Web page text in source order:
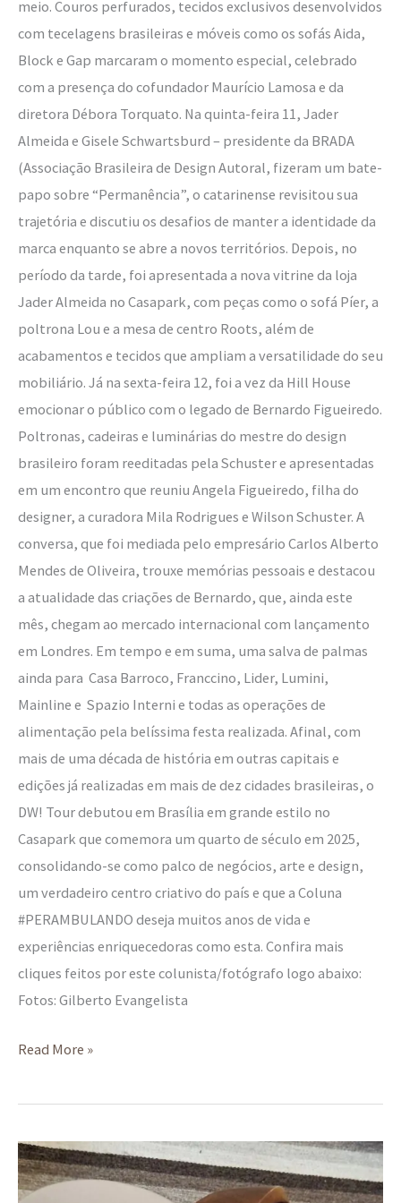
meio. Couros perfurados, tecidos exclusivos desenvolvidos
com tecelagens brasileiras e móveis como os sofás Aida,
Block e Gap marcaram o momento especial, celebrado
com a presença do cofundador Maurício Lamosa e da
diretora Débora Torquato. Na quinta-feira 11, Jader
Almeida e Gisele Schwartsburd – presidente da BRADA
(Associação Brasileira de Design Autoral, fizeram um bate-
papo sobre “Permanência”, o catarinense revisitou sua
trajetória e discutiu os desafios de manter a identidade da
marca enquanto se abre a novos territórios. Depois, no
período da tarde, foi apresentada a nova vitrine da loja
Jader Almeida no Casapark, com peças como o sofá Píer, a
poltrona Lou e a mesa de centro Roots, além de
acabamentos e tecidos que ampliam a versatilidade do seu
mobiliário. Já na sexta-feira 12, foi a vez da Hill House
emocionar o público com o legado de Bernardo Figueiredo.
Poltronas, cadeiras e luminárias do mestre do design
brasileiro foram reeditadas pela Schuster e apresentadas
em um encontro que reuniu Angela Figueiredo, filha do
designer, a curadora Mila Rodrigues e Wilson Schuster. A
conversa, que foi mediada pelo empresário Carlos Alberto
Mendes de Oliveira, trouxe memórias pessoais e destacou
a atualidade das criações de Bernardo, que, ainda este
mês, chegam ao mercado internacional com lançamento
em Londres. Em tempo e em suma, uma salva de palmas
ainda para Casa Barroco, Franccino, Lider, Lumini,
Mainline e Spazio Interni e todas as operações de
alimentação pela belíssima festa realizada. Afinal, com
mais de uma década de história em outras capitais e
edições já realizadas em mais de dez cidades brasileiras, o
DW! Tour debutou em Brasília em grande estilo no
Casapark que comemora um quarto de século em 2025,
consolidando-se como palco de negócios, arte e design,
um verdadeiro centro criativo do país e que a Coluna
#PERAMBULANDO deseja muitos anos de vida e
experiências enriquecedoras como esta. Confira mais
cliques feitos por este colunista/fotógrafo logo abaixo:
Fotos: Gilberto Evangelista
Read More »
Funcionalidade,
criatividade